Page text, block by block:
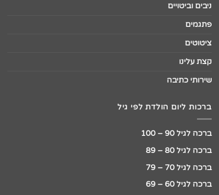
ניבים וביטויים
פתגמים
ציטוטים
קצת עלינו
שירותי כתיבה
ברכות ליום הולדת לפי גיל
ברכה לגיל 90 – 100
ברכה לגיל 80 – 89
ברכה לגיל 70 – 79
ברכה לגיל 60 – 69